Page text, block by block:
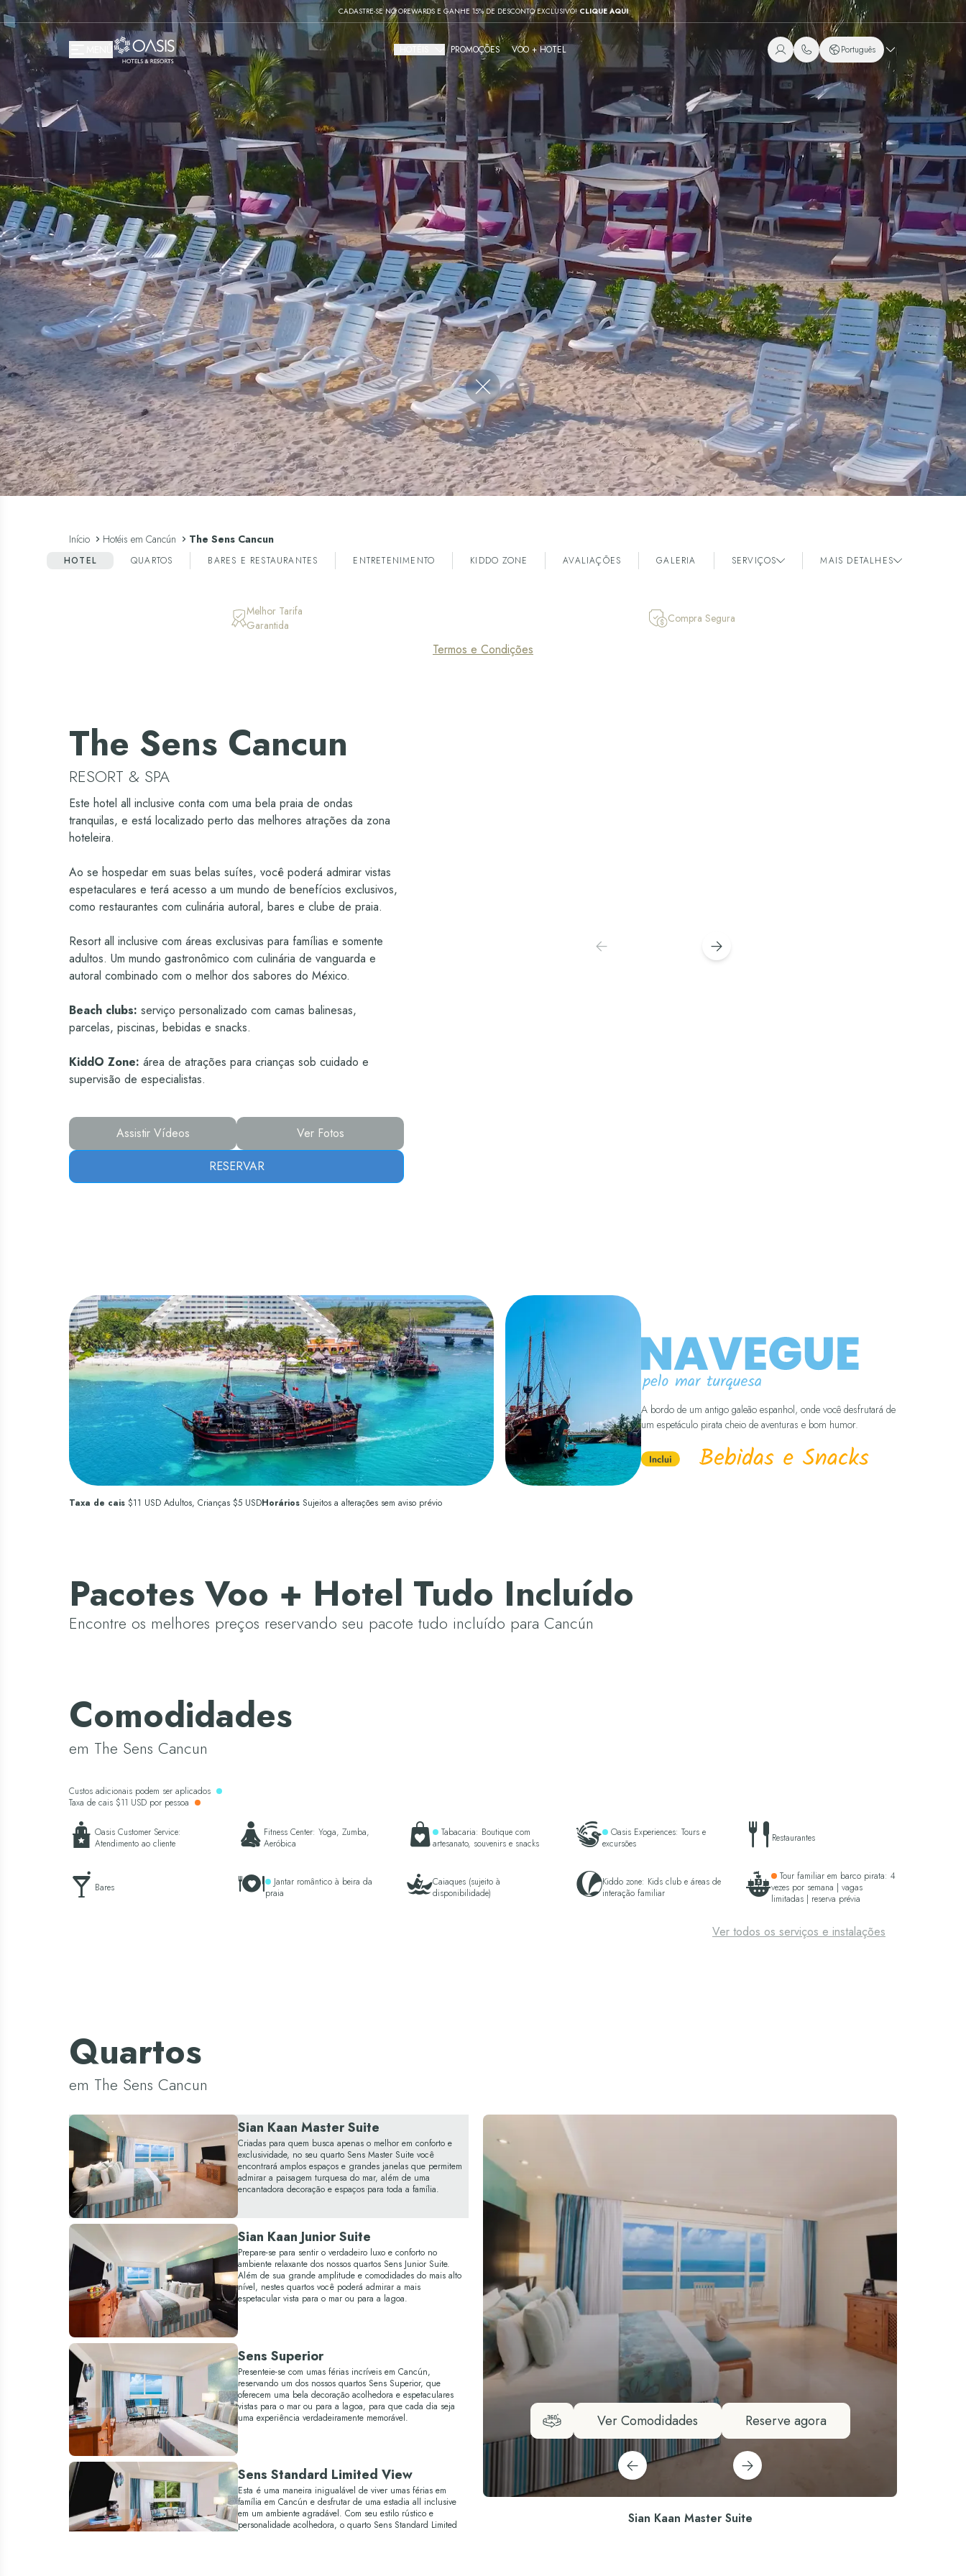
CADASTRE-SE NO OREWARDS E GANHE 15% DE DESCONTO EXCLUSIVO! CLIQUE AQUI
Oasis Hotels & Resorts
Gourmet All Inclusive
The Pyramid Cancun
The Sens Cancun
All Inclusive Resorts
The Grand Oasis Cancun
Grand Oasis Palm
Oasis Palm
Urban Hotels
Oh! Cancun The Urban Oasis & Beach Club
Smart Cancún
Ver todos os hotéis
PROMOÇÕES VOO + HOTEL
+1 (800) 446-2747
+52 998 240 7091
Português
Espanhol
Inglês
Português
Close video
RESERVAR
Início Hotéis em Cancún The Sens Cancun
HOTEL QUARTOS BARES E RESTAURANTES ENTRETENIMENTO KIDDO ZONE AVALIAÇÕES GALERIA SERVIÇOS MAIS DETALHES
Melhor Tarifa
Garantida
Compra Segura
Termos e Condições
The Sens Cancun
RESORT & SPA
Este hotel all inclusive conta com uma bela praia de ondas
tranquilas, e está localizado perto das melhores atrações da zona
hoteleira.
Ao se hospedar em suas belas suítes, você poderá admirar vistas
espetaculares e terá acesso a um mundo de benefícios exclusivos,
como restaurantes com culinária autoral, bares e clube de praia.
Resort all inclusive com áreas exclusivas para famílias e somente
adultos. Um mundo gastronômico com culinária de vanguarda e
autoral combinado com o melhor dos sabores do México.
Beach clubs: serviço personalizado com camas balinesas,
parcelas, piscinas, bebidas e snacks.
KiddO Zone: área de atrações para crianças sob cuidado e
supervisão de especialistas.
Assistir Vídeos
Ver Fotos
RESERVAR
Taxa de cais $11 USD Adultos, Crianças $5 USDHorários Sujeitos a alterações sem aviso prévio
A bordo de um antigo galeão espanhol, onde você desfrutará de
um espetáculo pirata cheio de aventuras e bom humor.
Pacotes Voo + Hotel Tudo Incluído
Encontre os melhores preços reservando seu pacote tudo incluído para Cancún
Comodidades
em The Sens Cancun
Custos adicionais podem ser aplicados
Taxa de cais $11 USD por pessoa
Oasis Customer Service:
Atendimento ao cliente
Fitness Center: Yoga, Zumba,
Aeróbica
Tabacaria: Boutique com
artesanato, souvenirs e snacks
Oasis Experiences: Tours e
excursões
Restaurantes
Bares
Jantar romântico à beira da
praia
Caiaques (sujeito à
disponibilidade)
Kiddo zone: Kids club e áreas de
interação familiar
Tour familiar em barco pirata: 4
vezes por semana | vagas
limitadas | reserva prévia
Ver todos os serviços e instalações
Quartos
em The Sens Cancun
Sian Kaan Master Suite
Ver Comodidades Reserve agora
Sian Kaan Master Suite
Criadas para quem busca apenas o melhor em conforto e
exclusividade, no seu quarto Sens Master Suite você
encontrará amplos espaços e grandes janelas que permitem
admirar a paisagem turquesa do mar, além de uma
encantadora decoração e espaços para toda a família.
Sian Kaan Junior Suite
Prepare-se para sentir o verdadeiro luxo e conforto no
ambiente relaxante dos nossos quartos Sens Junior Suite.
Além de sua grande amplitude e comodidades do mais alto
nível, nestes quartos você poderá admirar a mais
espetacular vista para o mar ou para a lagoa.
Sens Superior
Presenteie-se com umas férias incríveis em Cancún,
reservando um dos nossos quartos Sens Superior, que
oferecem uma bela decoração acolhedora e espetaculares
vistas para o mar ou para a lagoa, para que cada dia seja
uma experiência verdadeiramente memorável.
Sens Standard Limited View
Esta é uma maneira inigualável de viver umas férias em
família em Cancún e desfrutar de uma estadia all inclusive
em um ambiente agradável. Com seu estilo rústico e
personalidade acolhedora, o quarto Sens Standard Limited